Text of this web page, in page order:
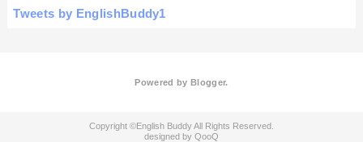
Tweets by EnglishBuddy1
Powered by Blogger.
English Buddy
QooQ